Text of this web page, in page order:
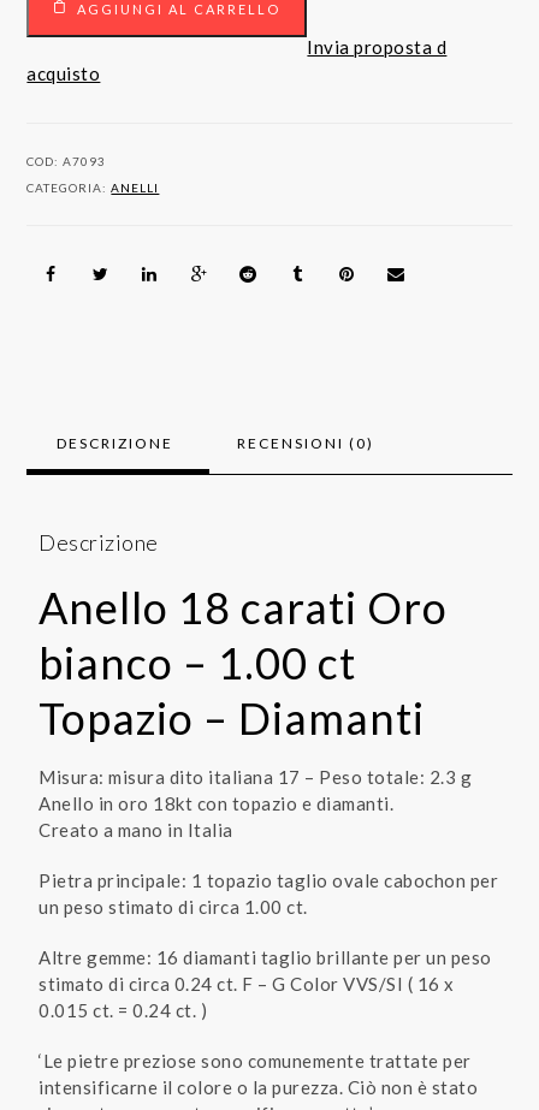
Oro
quantità
AGGIUNGI AL CARRELLO
Invia proposta d
acquisto
COD:A7093
CATEGORIA:ANELLI
DESCRIZIONE RECENSIONI (0)
Descrizione
Anello 18 carati Oro
bianco – 1.00 ct
Topazio – Diamanti
Misura: misura dito italiana 17 – Peso totale: 2.3 g
Anello in oro 18kt con topazio e diamanti.
Creato a mano in Italia
Pietra principale: 1 topazio taglio ovale cabochon per
un peso stimato di circa 1.00 ct.
Altre gemme: 16 diamanti taglio brillante per un peso
stimato di circa 0.24 ct. F – G Color VVS/SI ( 16 x
0.015 ct. = 0.24 ct. )
‘Le pietre preziose sono comunemente trattate per
intensificarne il colore o la purezza. Ciò non è stato